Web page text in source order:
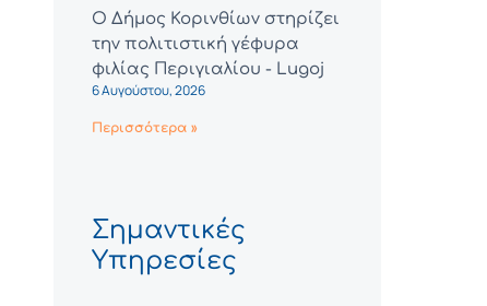
Ο Δήμος Κορινθίων στηρίζει
την πολιτιστική γέφυρα
φιλίας Περιγιαλίου - Lugoj
6 Αυγούστου, 2026
Περισσότερα »
Σημαντικές
Υπηρεσίες